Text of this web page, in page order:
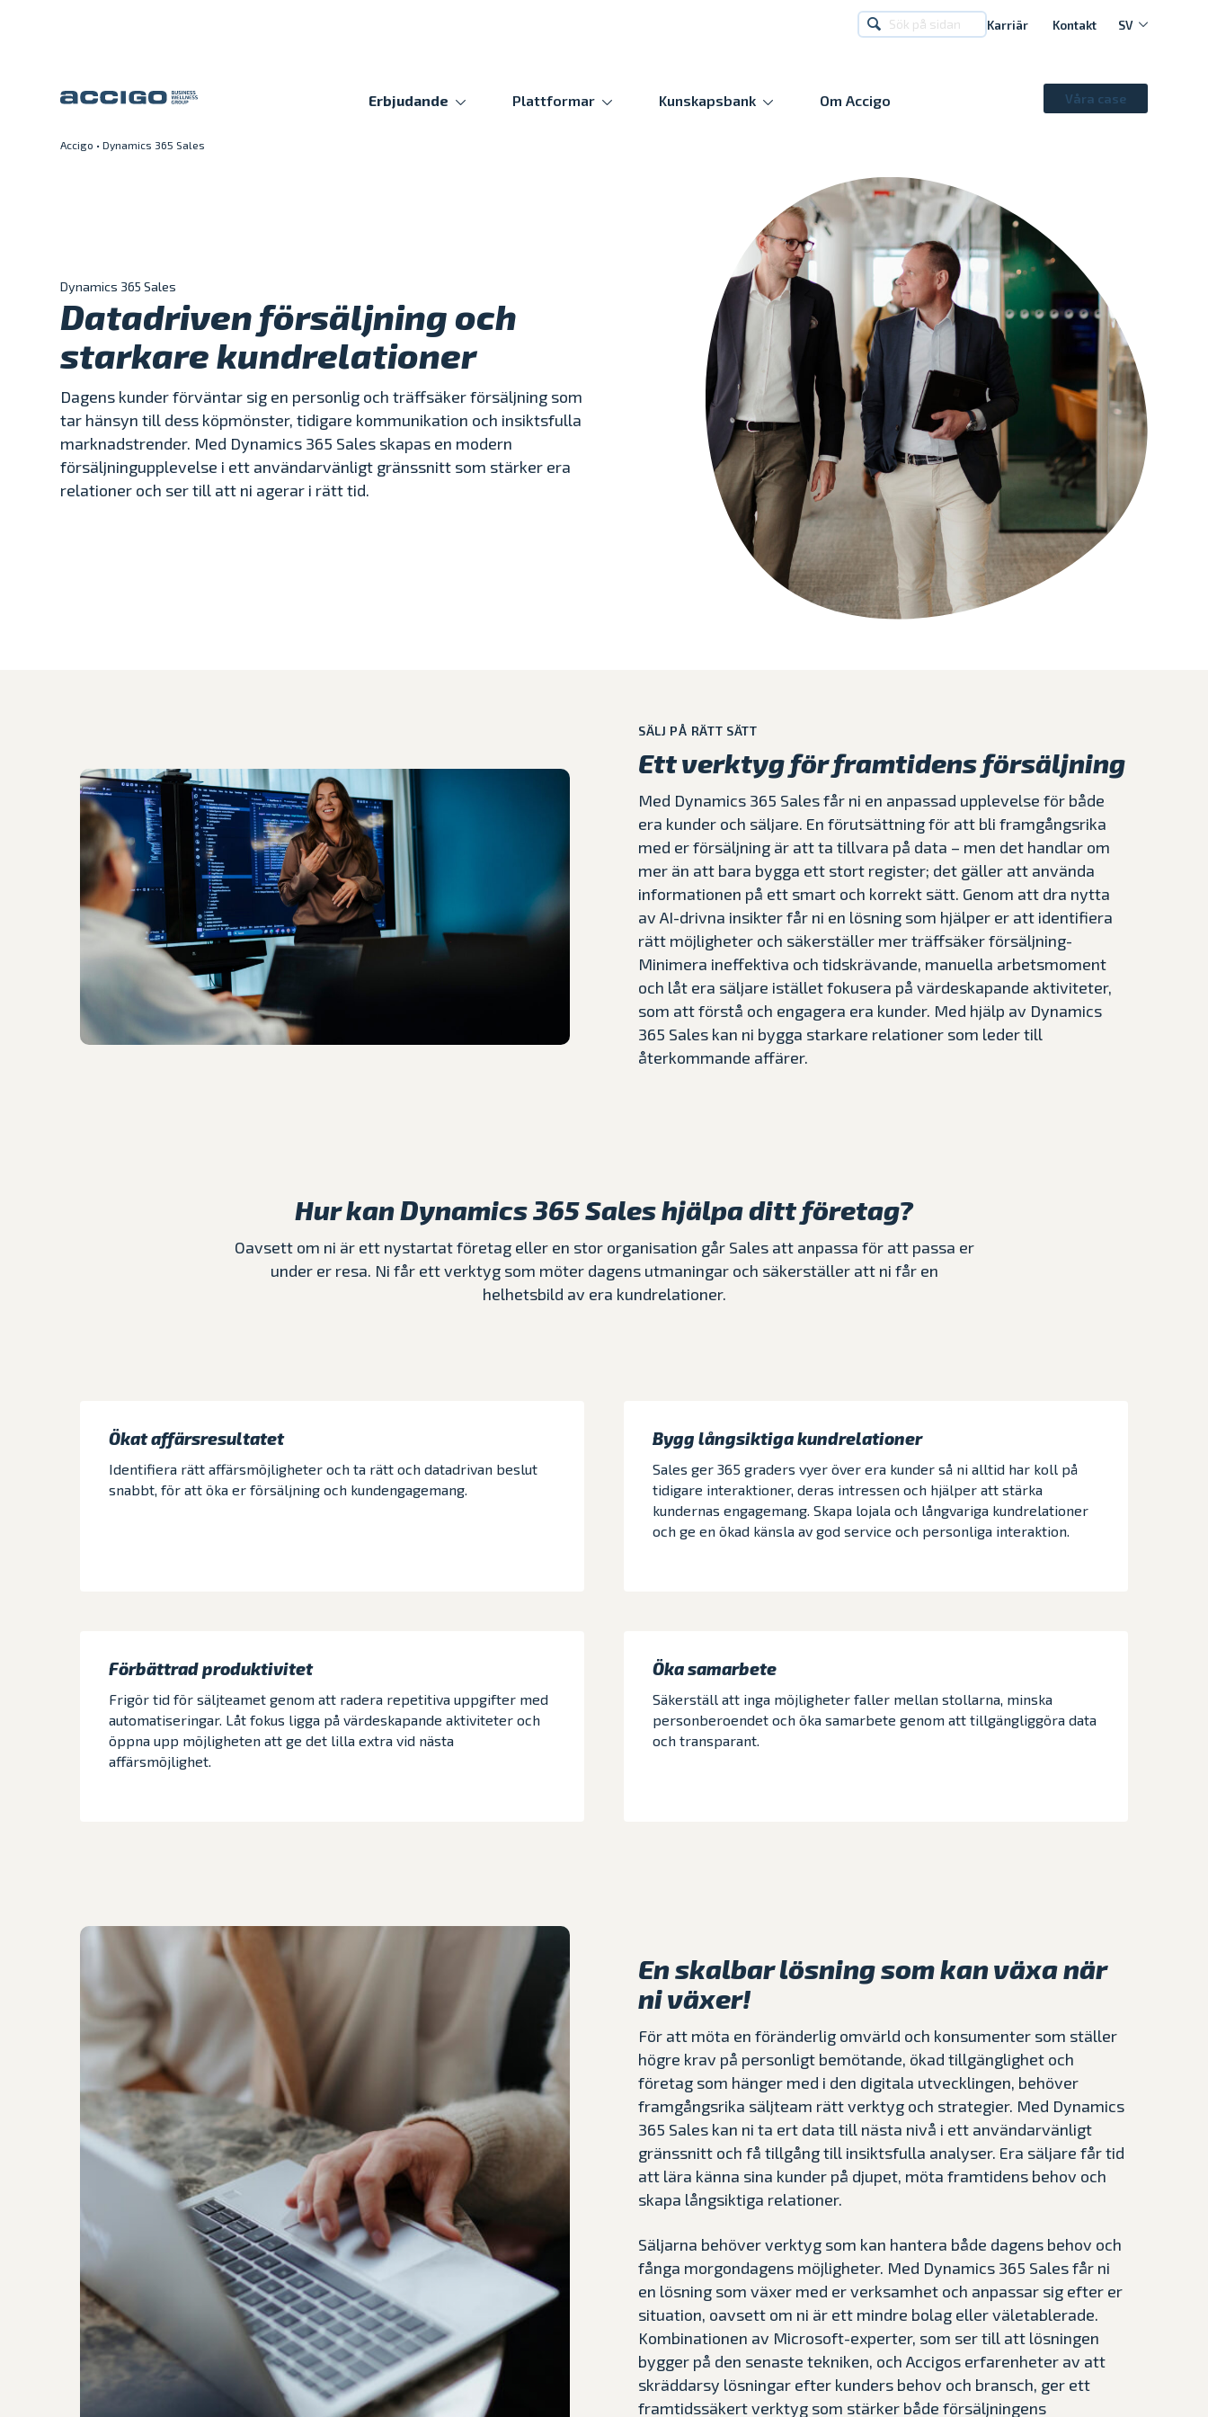
Karriär Kontakt SV
Erbjudande Plattformar Kunskapsbank Om Accigo Våra case
Karriär Kontakt
Kunskapsbank
Om Accigo
Accigo •Dynamics 365 Sales
Dynamics 365 Sales
Datadriven försäljning och
starkare kundrelationer
Dagens kunder förväntar sig en personlig och träffsäker försäljning som
tar hänsyn till dess köpmönster, tidigare kommunikation och insiktsfulla
marknadstrender. Med Dynamics 365 Sales skapas en modern
försäljningupplevelse i ett användarvänligt gränssnitt som stärker era
relationer och ser till att ni agerar i rätt tid.
SÄLJ PÅ RÄTT SÄTT
Ett verktyg för framtidens försäljning
Med Dynamics 365 Sales får ni en anpassad upplevelse för både
era kunder och säljare. En förutsättning för att bli framgångsrika
med er försäljning är att ta tillvara på data – men det handlar om
mer än att bara bygga ett stort register; det gäller att använda
informationen på ett smart och korrekt sätt. Genom att dra nytta
av AI-drivna insikter får ni en lösning som hjälper er att identifiera
rätt möjligheter och säkerställer mer träffsäker försäljning-
Minimera ineffektiva och tidskrävande, manuella arbetsmoment
och låt era säljare istället fokusera på värdeskapande aktiviteter,
som att förstå och engagera era kunder. Med hjälp av Dynamics
365 Sales kan ni bygga starkare relationer som leder till
återkommande affärer.
Hur kan Dynamics 365 Sales hjälpa ditt företag?
Oavsett om ni är ett nystartat företag eller en stor organisation går Sales att anpassa för att passa er
under er resa. Ni får ett verktyg som möter dagens utmaningar och säkerställer att ni får en
helhetsbild av era kundrelationer.
Ökat affärsresultatet
Identifiera rätt affärsmöjligheter och ta rätt och datadrivan beslut
snabbt, för att öka er försäljning och kundengagemang.
Bygg långsiktiga kundrelationer
Sales ger 365 graders vyer över era kunder så ni alltid har koll på
tidigare interaktioner, deras intressen och hjälper att stärka
kundernas engagemang. Skapa lojala och långvariga kundrelationer
och ge en ökad känsla av god service och personliga interaktion.
Förbättrad produktivitet
Frigör tid för säljteamet genom att radera repetitiva uppgifter med
automatiseringar. Låt fokus ligga på värdeskapande aktiviteter och
öppna upp möjligheten att ge det lilla extra vid nästa
affärsmöjlighet.
Öka samarbete
Säkerställ att inga möjligheter faller mellan stollarna, minska
personberoendet och öka samarbete genom att tillgängliggöra data
och transparant.
En skalbar lösning som kan växa när
ni växer!
För att möta en föränderlig omvärld och konsumenter som ställer
högre krav på personligt bemötande, ökad tillgänglighet och
företag som hänger med i den digitala utvecklingen, behöver
framgångsrika säljteam rätt verktyg och strategier. Med Dynamics
365 Sales kan ni ta ert data till nästa nivå i ett användarvänligt
gränssnitt och få tillgång till insiktsfulla analyser. Era säljare får tid
att lära känna sina kunder på djupet, möta framtidens behov och
skapa långsiktiga relationer.
Säljarna behöver verktyg som kan hantera både dagens behov och
fånga morgondagens möjligheter. Med Dynamics 365 Sales får ni
en lösning som växer med er verksamhet och anpassar sig efter er
situation, oavsett om ni är ett mindre bolag eller väletablerade.
Kombinationen av Microsoft-experter, som ser till att lösningen
bygger på den senaste tekniken, och Accigos erfarenheter av att
skräddarsy lösningar efter kunders behov och bransch, ger ett
framtidssäkert verktyg som stärker både försäljningens